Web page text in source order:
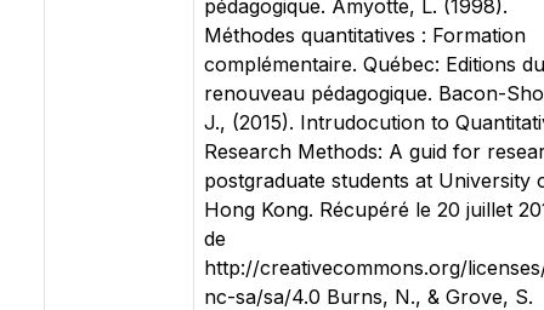
pédagogique. Amyotte, L. (1998).
Méthodes quantitatives : Formation
complémentaire. Québec: Editions du
renouveau pédagogique. Bacon-
J., (2015). Intrudocution to
Research Methods: A guid for
postgraduate students at University
Hong Kong. Récupéré le 20 juillet
de
http://creativecommons.org/
nc-sa/sa/4.0 Burns, N., & Grove, S.